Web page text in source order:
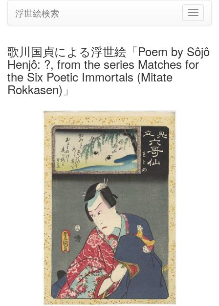
ナ
ビ
シ
ョ
浮世絵検索
歌川国貞による浮世絵「Poem by Sôjô
Henjô: ?, from the series Matches for
the Six Poetic Immortals (Mitate
Rokkasen)」